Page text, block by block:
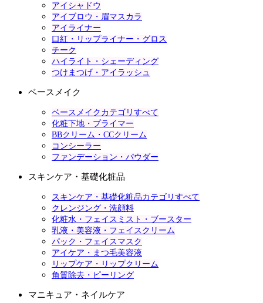
アイシャドウ
アイブロウ・眉マスカラ
アイライナー
口紅・リップライナー・グロス
チーク
ハイライト・シェーディング
つけまつげ・アイラッシュ
ベースメイク
ベースメイクカテゴリすべて
化粧下地・プライマー
BBクリーム・CCクリーム
コンシーラー
ファンデーション・パウダー
スキンケア・基礎化粧品
スキンケア・基礎化粧品カテゴリすべて
クレンジング・洗顔料
化粧水・フェイスミスト・ブースター
乳液・美容液・フェイスクリーム
パック・フェイスマスク
アイケア・まつ毛美容液
リップケア・リップクリーム
角質除去・ピーリング
マニキュア・ネイルケア